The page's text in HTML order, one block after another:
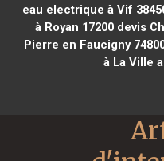
eau electrique à Vif
à Royan 17200devis
Pierre en Faucigny
à La Ville